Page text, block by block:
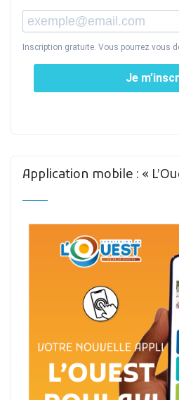
Inscription gratuite. Vous pourrez vous
Je
Application mobile : «